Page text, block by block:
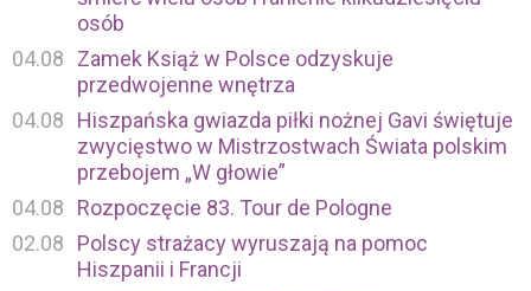
osób
04.08
Zamek Książ w Polsce odzyskuje
przedwojenne wnętrza
04.08
Hiszpańska gwiazda piłki nożnej Gavi świętuje
zwycięstwo w Mistrzostwach Świata polskim
przebojem „W głowie”
04.08
Rozpoczęcie 83. Tour de Pologne
02.08
Polscy strażacy wyruszają na pomoc
Hiszpanii i Francji